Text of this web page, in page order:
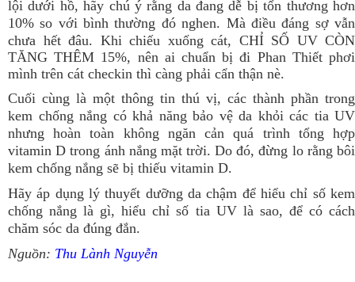
lội dưới hồ, hãy chú ý rằng da đang dễ bị tổn thương hơn
10% so với bình thường đó nghen. Mà điều đáng sợ vẫn
chưa hết đâu. Khi chiếu xuống cát, CHỈ SỐ UV CÒN
TĂNG THÊM 15%, nên ai chuẩn bị đi Phan Thiết phơi
mình trên cát checkin thì càng phải cẩn thận nè.
Cuối cùng là một thông tin thú vị, các thành phần trong
kem chống nắng có khả năng bảo vệ da khỏi các tia UV
nhưng hoàn toàn không ngăn cản quá trình tổng hợp
vitamin D trong ánh nắng mặt trời. Do đó, đừng lo rằng bôi
kem chống nắng sẽ bị thiếu vitamin D.
Hãy áp dụng lý thuyết dưỡng da chậm để hiểu chỉ số kem
chống nắng là gì, hiểu chỉ số tia UV là sao, để có cách
chăm sóc da đúng đắn.
Nguồn: Thu Lành Nguyễn